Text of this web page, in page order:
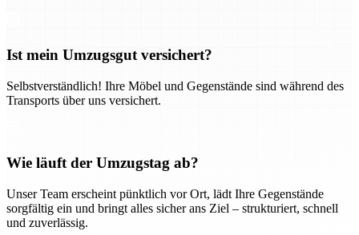
Ist mein Umzugsgut versichert?
Selbstverständlich! Ihre Möbel und Gegenstände sind während des
Transports über uns versichert.
Wie läuft der Umzugstag ab?
Unser Team erscheint pünktlich vor Ort, lädt Ihre Gegenstände
sorgfältig ein und bringt alles sicher ans Ziel – strukturiert, schnell
und zuverlässig.